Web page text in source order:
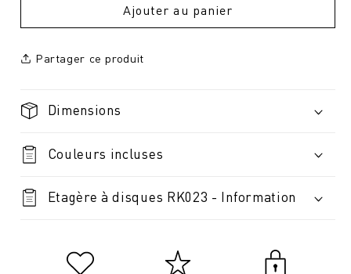
Ajouter au panier
Partager ce produit
Dimensions
Couleurs incluses
Etagère à disques RK023 - Information